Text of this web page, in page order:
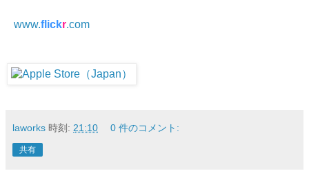
www.flickr.com
laworks 時刻: 21:10 0 件のコメント:
共有